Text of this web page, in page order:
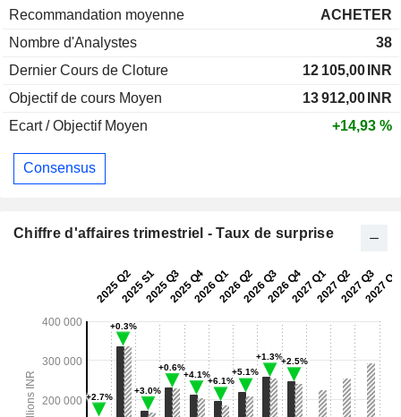
Recommandation moyenne
ACHETER
Nombre d'Analystes
38
Dernier Cours de Cloture
12 105,00 INR
Objectif de cours Moyen
13 912,00 INR
Ecart / Objectif Moyen
+14,93 %
Consensus
Chiffre d'affaires trimestriel - Taux de surprise